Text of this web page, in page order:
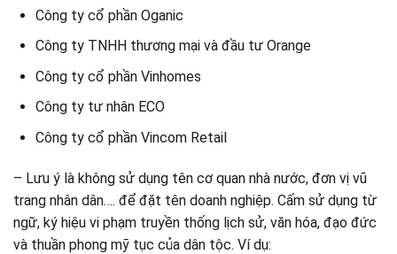
Công ty cổ phần Oganic
Công ty TNHH thương mại và đầu tư Orange
Công ty cổ phần Vinhomes
Công ty tư nhân ECO
Công ty cổ phần Vincom Retail
– Lưu ý là không sử dụng tên cơ quan nhà nước, đơn vị vũ
trang nhân dân…. để đặt tên doanh nghiệp. Cấm sử dụng từ
ngữ, ký hiệu vi phạm truyền thống lịch sử, văn hóa, đạo đức
và thuần phong mỹ tục của dân tộc. Ví dụ: